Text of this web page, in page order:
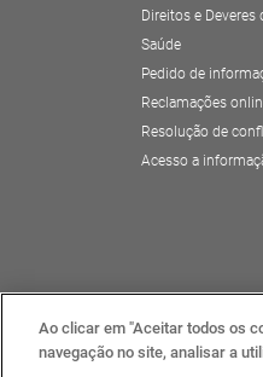
Direitos e
Saúde
Pedido de
Reclamações
Resolução de
Acesso a
Definições de
Ao clicar em "Aceitar todos os
navegação no site, analisar a